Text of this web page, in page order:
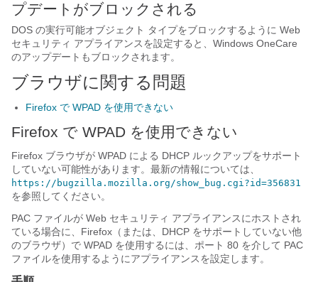
プデートがブロックされる
DOS の実行可能オブジェクト タイプをブロックするように Web
セキュリティ アプライアンスを設定すると、Windows OneCare
のアップデートもブロックされます。
ブラウザに関する問題
Firefox で WPAD を使用できない
Firefox で WPAD を使用できない
Firefox ブラウザが WPAD による DHCP ルックアップをサポート
していない可能性があります。最新の情報については、
https://bugzilla.mozilla.org/show_bug.cgi?id=356831
を参照してください。
PAC ファイルが Web セキュリティ アプライアンスにホストされ
ている場合に、Firefox（または、DHCP をサポートしていない他
のブラウザ）で WPAD を使用するには、ポート 80 を介して PAC
ファイルを使用するようにアプライアンスを設定します。